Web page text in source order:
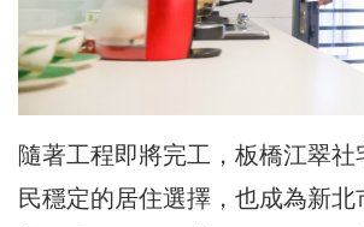
隨著工程即將完工，板橋江翠社
民穩定的居住選擇，也成為新